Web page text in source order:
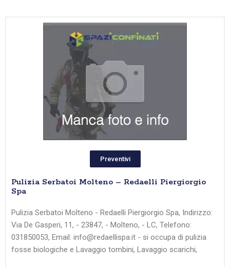
Preventivi
Pulizia Serbatoi Molteno – Redaelli Piergiorgio
Spa
Pulizia Serbatoi Molteno - Redaelli Piergiorgio Spa, Indirizzo:
Via De Gasperi, 11, - 23847, - Molteno, - LC, Telefono:
031850053, Email: info@redaellispa.it - si occupa di pulizia
fosse biologiche e Lavaggio tombini, Lavaggio scarichi,